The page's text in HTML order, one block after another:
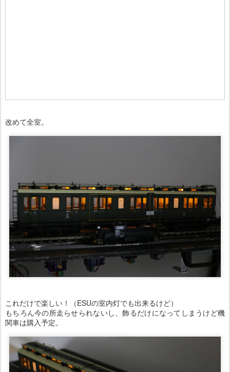
改めて全室。
これだけで楽しい！（ESUの室内灯でも出来るけど）
もちろん今の所走らせられないし、飾るだけになってしまうけど機
関車は購入予定。